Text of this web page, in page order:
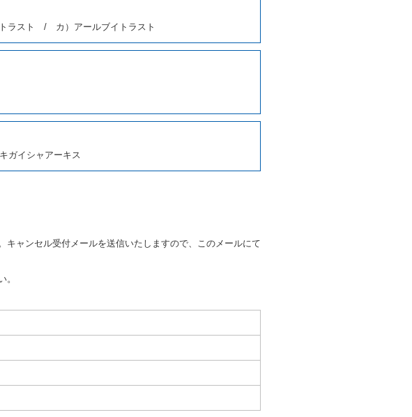
者が第８条第１項若しくは第２項各号のいずれかに
を遵守するものとします。
項に規定する貸渡証に運転者の氏名、住所、運転免
添付するため、貸渡契約の締結にあたり、借受人に
を求めるほか、その写しの提出を求めることがあり
する基本通達」（自旅第138号 平成7年6月13日）の
人確認ができる書類の提示を求め、及び提出された
よる支払いを求め、又はその他の支払方法を指定す
ともに、予約を取消すことができるものとします。
ます。
とができないものとします。
許証の提示をせず、もしくは当社が求めたにもかか
ていると認められるとき。
められるとき。
社会的組織に属している者であると認められると
ラスト / カ）アールブイトラスト
ガイシャアーキス
ャンセル受付メールを送信いたしますので、このメールにて
。